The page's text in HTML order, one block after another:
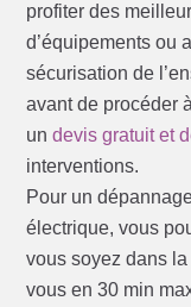
profiter des
d’équipements ou
sécurisation de
avant de procéder
undevis gratuit et
interventions.
Pour un
électrique, vous
vous soyez dans
vous en 30 min